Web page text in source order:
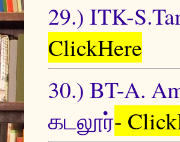
29.) ITK-
ClickHere
30.) BT-A.
கடலூர்-